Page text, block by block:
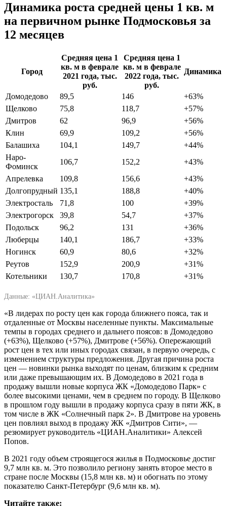
Динамика роста средней цены 1 кв. м
на первичном рынке Подмосковья за
12 месяцев
Город
Средняя цена 1
кв. м в феврале
2021 года, тыс.
руб.
Средняя цена 1
кв. м в феврале
2022 года, тыс.
руб.
Динамика
Домодедово 89,5 146
+63%
Щелково
75,8 118,7
+57%
Дмитров
62 96,9
+56%
Клин
69,9 109,2
+56%
Балашиха
104,1 149,7
+44%
Наро-
Фоминск
106,7 152,2
+43%
Апрелевка
109,8 156,6
+43%
Долгопрудный 135,1 188,8
+40%
Электросталь
71,8 100
+39%
Электрогорск
39,8 54,7
+37%
Подольск
96,2 131
+36%
Люберцы
140,1 186,7
+33%
Ногинск
60,9 80,6
+32%
Реутов
152,9 200,9
+31%
Котельники
130,7 170,8 +31%
Данные: «ЦИАН.Аналитика»
«В лидерах по росту цен как города ближнего пояса, так и
отдаленные от Москвы населенные пункты. Максимальные
темпы в городах среднего и дальнего поясов: в Домодедово
(+63%), Щелково (+57%), Дмитрове (+56%). Опережающий
рост цен в тех или иных городах связан, в первую очередь, с
изменением структуры предложения. Другая причина роста
цен — новинки рынка выходят по ценам, близким к средним
или даже превышающим их. В Домодедово в 2021 года в
продажу вышли новые корпуса ЖК «Домодедово Парк» с
более высокими ценами, чем в среднем по городу. В Щелково
в прошлом году вышли в продажу корпуса сразу в пяти ЖК, в
том числе в ЖК «Солнечный парк 2». В Дмитрове на уровень
цен повлиял выход в продажу ЖК «Дмитров Сити», —
резюмирует руководитель «ЦИАН.Аналитики» Алексей
Попов.
В 2021 году объем строящегося жилья в Подмосковье достиг
9,7 млн кв. м. Это позволило региону занять второе место в
стране после Москвы (15,8 млн кв. м) и обогнать по этому
показателю Санкт-Петербург (9,6 млн кв. м).
Читайте также: